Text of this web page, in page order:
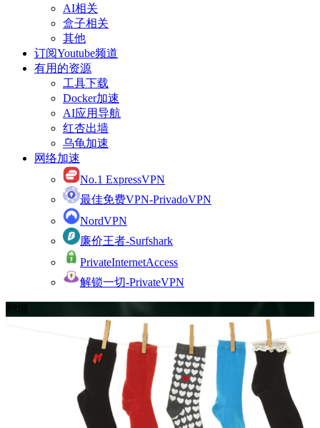
AI相关
盒子相关
其他
订阅Youtube频道
有用的资源
工具下载
Docker加速
AI应用导航
红杏出墙
乌龟加速
网络加速
No.1 ExpressVPN
最佳免费VPN-PrivadoVPN
NordVPN
廉价王者-Surfshark
PrivateInternetAccess
解锁一切-PrivateVPN
翻墙